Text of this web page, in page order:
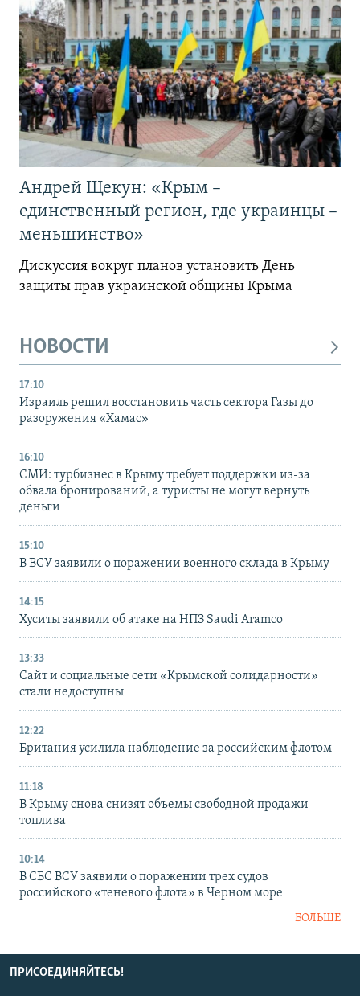
Андрей Щекун: «Крым –
единственный регион, где украинцы –
меньшинство»
Дискуссия вокруг планов установить День
защиты прав украинской общины Крыма
НОВОСТИ
17:10
Израиль решил восстановить часть сектора Газы до
разоружения «Хамас»
16:10
СМИ: турбизнес в Крыму требует поддержки из-за
обвала бронирований, а туристы не могут вернуть
деньги
15:10
В ВСУ заявили о поражении военного склада в Крыму
14:15
Хуситы заявили об атаке на НПЗ Saudi Aramco
13:33
Сайт и социальные сети «Крымской солидарности»
стали недоступны
12:22
Британия усилила наблюдение за российским флотом
11:18
В Крыму снова снизят объемы свободной продажи
топлива
10:14
В СБС ВСУ заявили о поражении трех судов
российского «теневого флота» в Черном море
БОЛЬШЕ
ПРИСОЕДИНЯЙТЕСЬ!